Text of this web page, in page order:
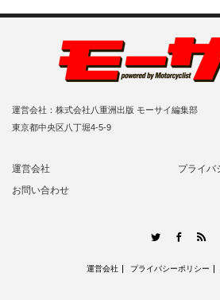
運営会社：株式会社八重洲出版 モーサイ編集部
東京都中央区八丁堀4-5-9
運営会社
プライバ
お問い合わせ
Twitter
運営会社 プライバシーポリシー